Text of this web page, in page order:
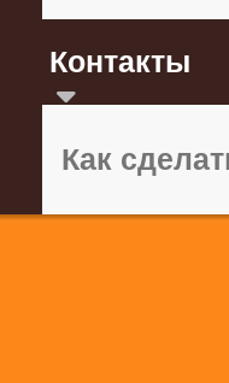
Контакты
Как